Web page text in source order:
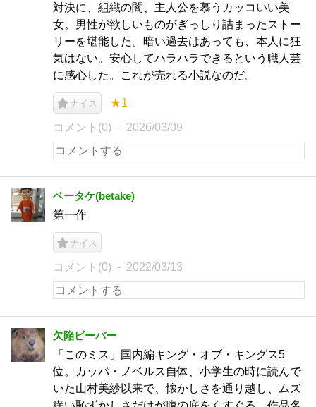
対決に、組織の闇、主人公を慕うカッコいい美
女。男性が欲しいものがぎっしり詰まったストー
リーを堪能した。暗い過去はあっても、本人に狂
気はない。安心してハラハラできるという職人芸
に感心した。これが売れる小説なのだ。
ナイス ★1
コメント(0) 2026/03/09
ベータケ(betake)
第一作
ナイス
コメント(0) 2022/03/13
欠陥ビーバー
「このミス」国内編キング・オブ・キングス5
位。カッパ・ノベルス自体、小学生の時に読んで
いた山村美紗以来で、懐かしさを通り越し、ムズ